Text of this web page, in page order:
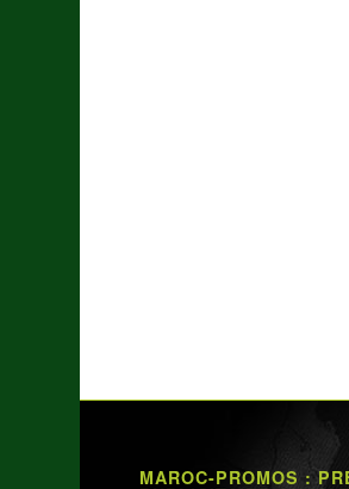
MAROC-PROMOS :